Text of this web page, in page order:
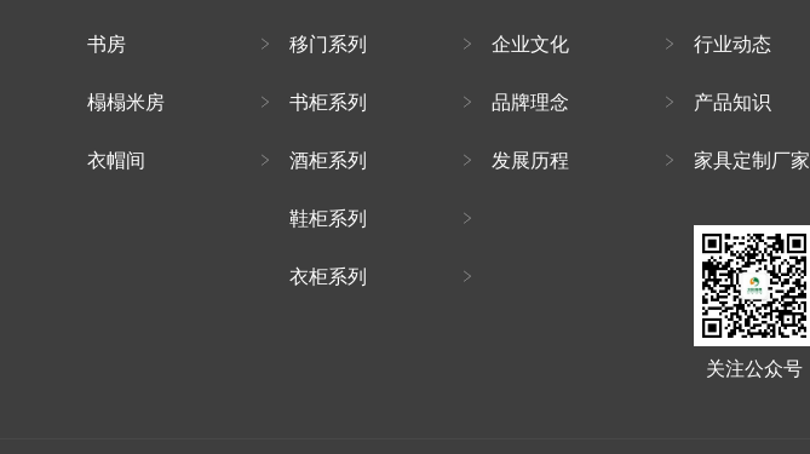
书房
榻榻米房
衣帽间
移门系列
书柜系列
酒柜系列
鞋柜系列
衣柜系列
企业文化
品牌理念
发展历程
行业动态
产品知识
家具定制厂家
关注公众号